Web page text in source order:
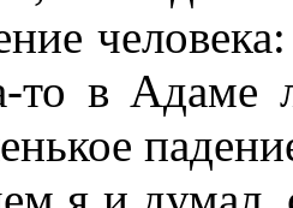
то в